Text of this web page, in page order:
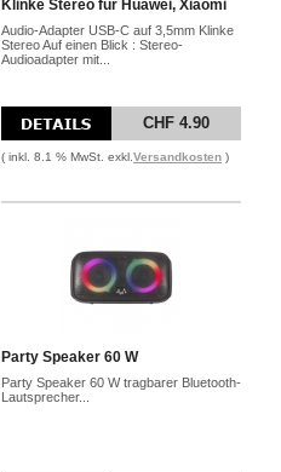
Klinke Stereo für Huawei, Xiaomi
Audio-Adapter USB-C auf 3,5mm Klinke
Stereo Auf einen Blick : Stereo-
Audioadapter mit...
CHF 4.90
( inkl. 8.1 % MwSt. exkl. Versandkosten )
Party Speaker 60 W
Party Speaker 60 W tragbarer Bluetooth-
Lautsprecher...